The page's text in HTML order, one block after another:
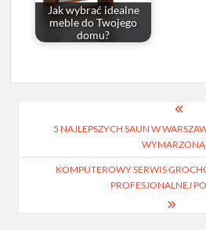
Jak wybrać idealne
meble do Twojego
domu?
wpisu5 NAJLEPSZYCH SAUN W
KOMPUTEROWY SERWIS
PROFESJONALNEJ